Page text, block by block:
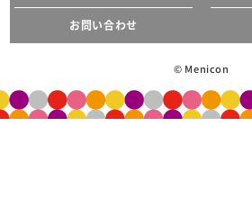
お問い合わせ
© Menicon